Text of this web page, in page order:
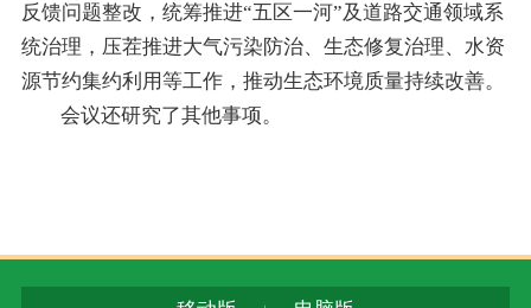
反馈问题整改，统筹推进“五区一河”及道路交通领域系
统治理，压茬推进大气污染防治、生态修复治理、水资
源节约集约利用等工作，推动生态环境质量持续改善。
会议还研究了其他事项。